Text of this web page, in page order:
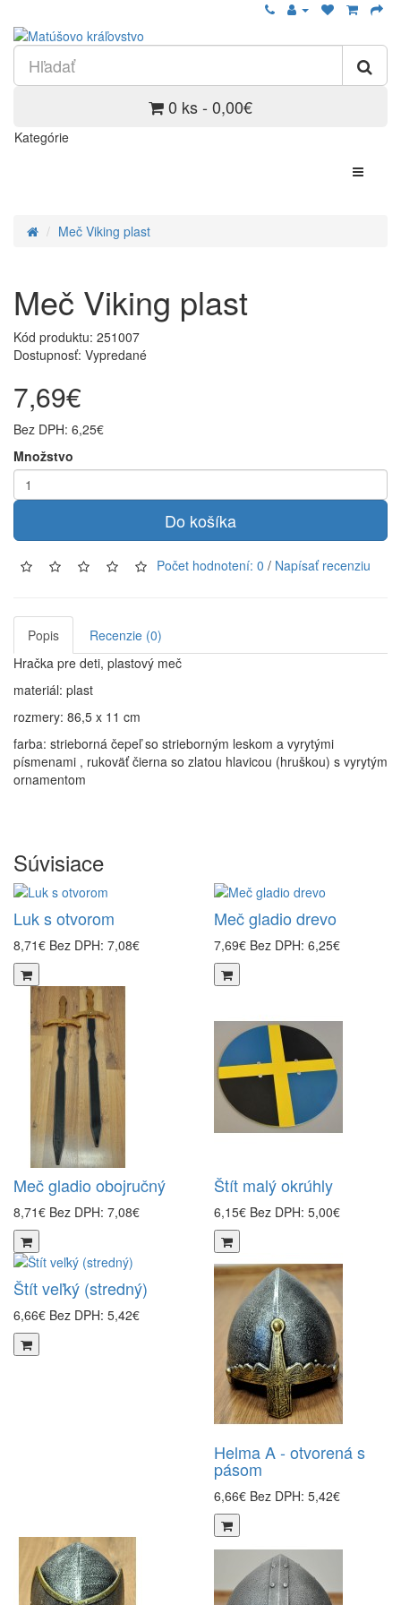
0 ks - 0,00€
Kategórie
Meč Viking plast
Meč Viking plast
Kód produktu: 251007
Dostupnosť: Vypredané
7,69€
Bez DPH: 6,25€
Množstvo
Do košíka
Počet hodnotení: 0 / Napísať recenziu
Popis
Recenzie (0)
Hračka pre deti, plastový meč
materiál: plast
rozmery: 86,5 x 11 cm
farba: strieborná čepeľ so strieborným leskom a vyrytými
písmenami , rukoväť čierna so zlatou hlavicou (hruškou) s vyrytým
ornamentom
Súvisiace
Luk s otvorom
8,71€ Bez DPH: 7,08€
Meč gladio drevo
7,69€ Bez DPH: 6,25€
Meč gladio obojručný
8,71€ Bez DPH: 7,08€
Štít malý okrúhly
6,15€ Bez DPH: 5,00€
Štít veľký (stredný)
6,66€ Bez DPH: 5,42€
Helma A - otvorená s
pásom
6,66€ Bez DPH: 5,42€